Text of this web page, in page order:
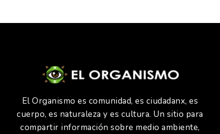
El Organismo es comunidad, es ciudadanx, es
cuerpo, es naturaleza y es cultura. Un sitio para
compartir información sobre medio ambiente,